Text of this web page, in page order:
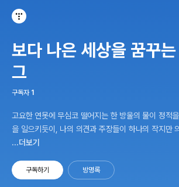
보다 나은 세상을 꿈꾸
그
구독자 1
고요한 연못에 무심코 떨어지는 한 방울의 물이 정적
을 일으키듯이, 나의 의견과 주장들이 하나의 작지만
되어 온 세상에 널리 퍼져 가기를 바라는, 지극히 평범
...더보기
구독하기 방명록